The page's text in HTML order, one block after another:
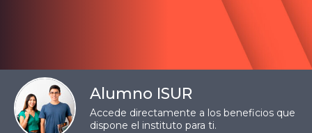
Alumno ISUR
Accede directamente a los beneficios que
dispone el instituto para ti.